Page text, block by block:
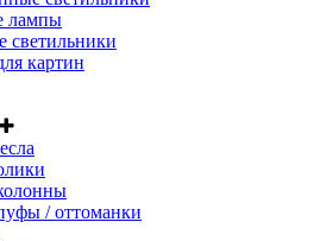
лампы
светильники
картин
/ оттоманки